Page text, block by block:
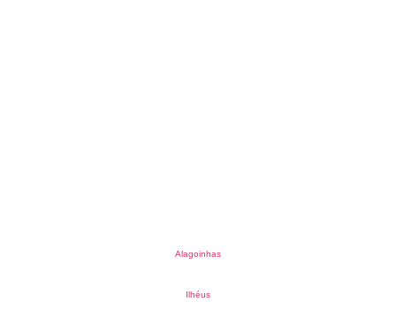
Alagoinhas
Ilhéus